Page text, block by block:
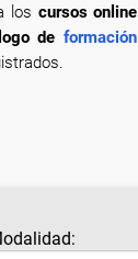
los cursos online
de formación